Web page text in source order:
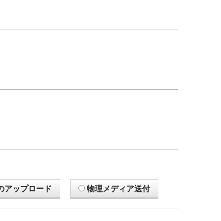
アップロード 物理メディア送付